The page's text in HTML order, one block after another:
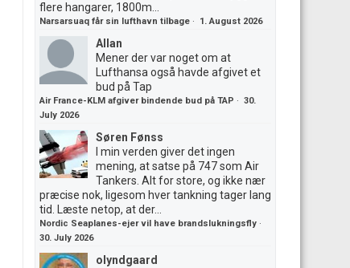
flere hangarer, 1800m...
Narsarsuaq får sin lufthavn tilbage · 1. August 2026
Allan
Mener der var noget om at
Lufthansa også havde afgivet et
bud på Tap
Air France-KLM afgiver bindende bud på TAP · 30.
July 2026
Søren Fønss
I min verden giver det ingen
mening, at satse på 747 som Air
Tankers. Alt for store, og ikke nær
præcise nok, ligesom hver tankning tager lang
tid. Læste netop, at der...
Nordic Seaplanes-ejer vil have brandslukningsfly ·
30. July 2026
olyndgaard